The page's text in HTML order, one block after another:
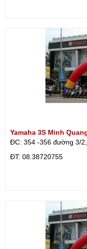
Yamaha 3S Minh
ĐC: 354 -356 đường 3/
ÐT: 08.38720755